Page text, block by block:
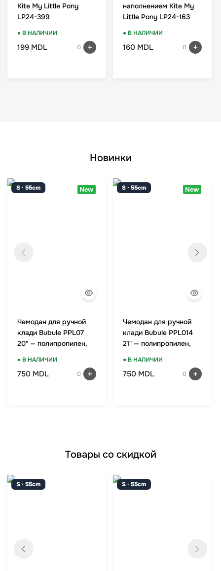
Kite My Little Pony
LP24-399
● В НАЛИЧИИ
199 MDL 0
наполнением Kite My
Little Pony LP24-163
● В НАЛИЧИИ
160 MDL 0
Новинки
S · 55cm New
Чемодан для ручной
клади Bubule PPL07
20" — полипропилен,
● В НАЛИЧИИ
750 MDL 0
S · 55cm New
Чемодан для ручной
клади Bubule PPL014
21" — полипропилен,
● В НАЛИЧИИ
750 MDL 0
Товары со скидкой
S · 55cm S · 55cm